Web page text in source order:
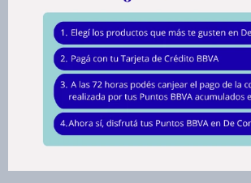
Descubre una olla cocotte que es muy fácil de
diseño apto para lavavajillas.
¡Solo apto para horno, también cuenta con una
para obtener resultados tiernos y jugosos y una